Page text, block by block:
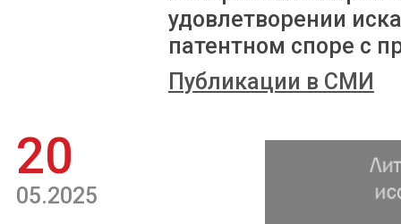
удовлетворении
патентном споре с
Публикации в СМИ
20
05.2025